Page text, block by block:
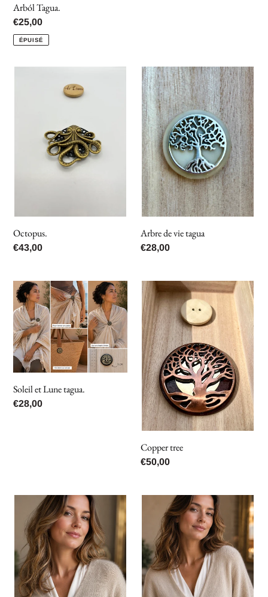
Arból Tagua.
Prix
normal
€25,00
ÉPUISÉ
Octopus.
Prix
€43,00
Arbre
de
vie
tagua
Arbre de vie tagua
Prix
€28,00
Soleil
et
Lune
tagua.
Soleil et Lune tagua.
Prix
€28,00
Copper
tree
Copper tree
Prix
€50,00
vie
Caesar.
Caesar
doré